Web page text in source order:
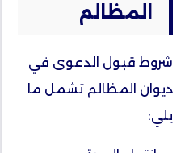
المظالم
شروط قبول الدعوى في
ديوان المظالم تشمل ما
يلي: